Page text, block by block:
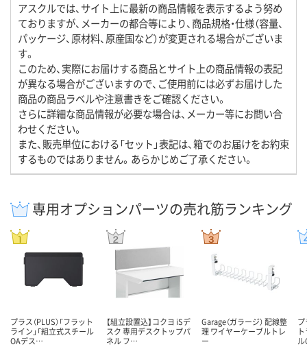
アスクルでは、サイト上に最新の商品情報を表示するよう努め
ておりますが、メーカーの都合等により、商品規格・仕様（容量、
パッケージ、原材料、原産国など）が変更される場合がございま
す。
このため、実際にお届けする商品とサイト上の商品情報の表記
が異なる場合がございますので、ご使用前には必ずお届けした
商品の商品ラベルや注意書きをご確認ください。
さらに詳細な商品情報が必要な場合は、メーカー等にお問い合
わせください。
また、販売単位における「セット」表記は、箱でのお届けをお約束
するものではありません。あらかじめご了承ください。
専用オプションパーツの売れ筋ランキング
プラス（PLUS）「フラット
ライン」「組立式スチール
OAデス…
【組立設置込】コクヨ iSデ
スク 専用デスクトップパ
ネル フ…
Garage（ガラージ） 配線整
理 ワイヤーケーブルトレ
ー